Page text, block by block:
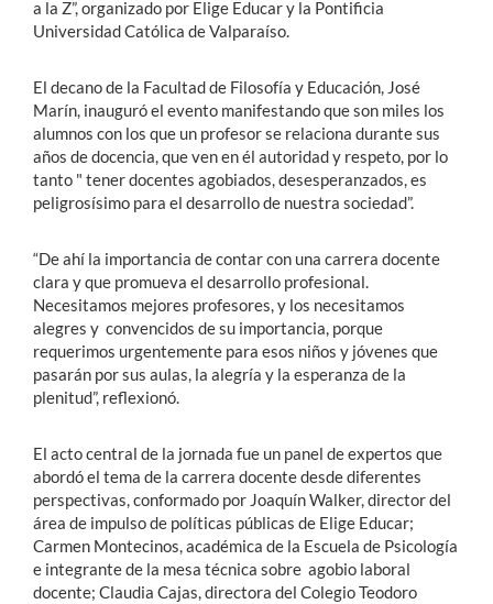
a la Z”, organizado por Elige Educar y la Pontificia
Universidad Católica de Valparaíso.
El decano de la Facultad de Filosofía y Educación, José
Marín, inauguró el evento manifestando que son miles los
alumnos con los que un profesor se relaciona durante sus
años de docencia, que ven en él autoridad y respeto, por lo
tanto " tener docentes agobiados, desesperanzados, es
peligrosísimo para el desarrollo de nuestra sociedad”.
“De ahí la importancia de contar con una carrera docente
clara y que promueva el desarrollo profesional.
Necesitamos mejores profesores, y los necesitamos
alegres y convencidos de su importancia, porque
requerimos urgentemente para esos niños y jóvenes que
pasarán por sus aulas, la alegría y la esperanza de la
plenitud”, reflexionó.
El acto central de la jornada fue un panel de expertos que
abordó el tema de la carrera docente desde diferentes
perspectivas, conformado por Joaquín Walker, director del
área de impulso de políticas públicas de Elige Educar;
Carmen Montecinos, académica de la Escuela de Psicología
e integrante de la mesa técnica sobre agobio laboral
docente; Claudia Cajas, directora del Colegio Teodoro